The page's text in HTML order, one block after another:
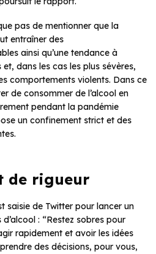
pas de mentionner que la
entraîner des
ainsi qu’une tendance à
dans les cas les plus sévères,
comportements violents. Dans ce
de consommer de l’alcool en
pendant la pandémie
un confinement strict et des
de rigueur
saisie de Twitter pour lancer un
: “Restez sobres pour
rapidement et avoir les idées
des décisions, pour vous,